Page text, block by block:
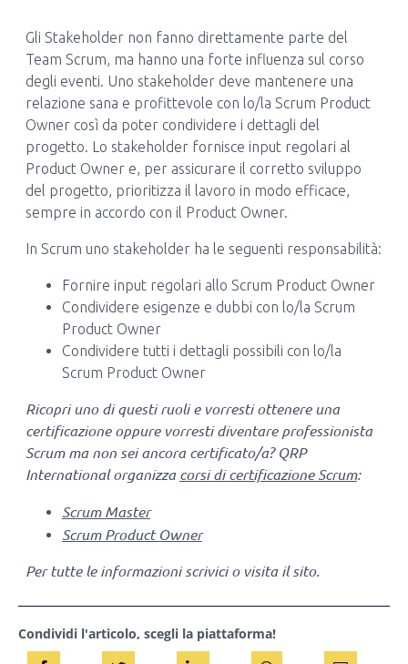
Gli Stakeholder non fanno direttamente parte del
Team Scrum, ma hanno una forte influenza sul corso
degli eventi. Uno stakeholder deve mantenere una
relazione sana e profittevole con lo/la Scrum Product
Owner così da poter condividere i dettagli del
progetto. Lo stakeholder fornisce input regolari al
Product Owner e, per assicurare il corretto sviluppo
del progetto, prioritizza il lavoro in modo efficace,
sempre in accordo con il Product Owner.
In Scrum uno stakeholder ha le seguenti responsabilità:
Fornire input regolari allo Scrum Product Owner
Condividere esigenze e dubbi con lo/la Scrum
Product Owner
Condividere tutti i dettagli possibili con lo/la
Scrum Product Owner
Ricopri uno di questi ruoli e vorresti ottenere una
certificazione oppure vorresti diventare professionista
Scrum ma non sei ancora certificato/a? QRP
International organizzacorsi di certificazione Scrum:
Scrum Master
Scrum Product Owner
Per tutte le informazioni scrivici o visita il sito.
Condividi l'articolo, scegli la piattaforma!